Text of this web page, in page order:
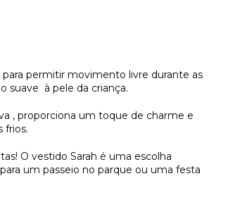
permitir movimento livre durante as
suave à pele da criança.
, proporciona um toque de charme e
frios.
O vestido Sarah é uma escolha
um passeio no parque ou uma festa